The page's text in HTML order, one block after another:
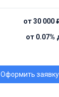
от 30 000
от 0.07%
Оформить заявку